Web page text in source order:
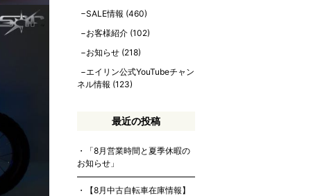
SALE情報 (460)
お客様紹介 (102)
お知らせ (218)
エイリン公式YouTubeチャン
ネル情報 (123)
最近の投稿
「8月営業時間と夏季休暇の
お知らせ」
【8月中古自転車在庫情報】